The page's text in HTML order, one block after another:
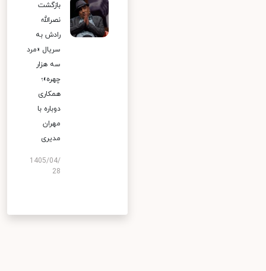
بازگشت
نصرالله
رادش به
سریال «مرد
سه هزار
چهره»؛
همکاری
دوباره با
مهران
مدیری
1405/04/
28